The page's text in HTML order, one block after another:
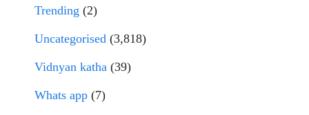
Trending (2)
Uncategorised (3,818)
Vidnyan katha (39)
Whats app (7)